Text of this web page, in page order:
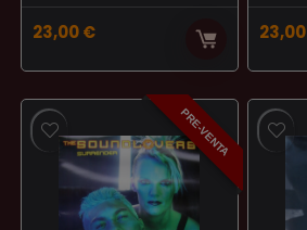
23,00€ 23,00
PRE-VENTA